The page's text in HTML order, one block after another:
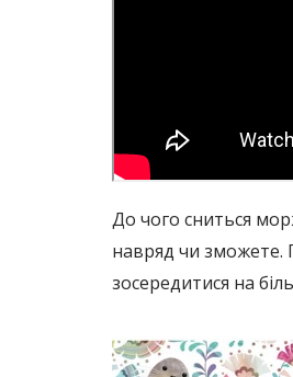
До чого сниться
навряд чи зможете.
зосередитися на